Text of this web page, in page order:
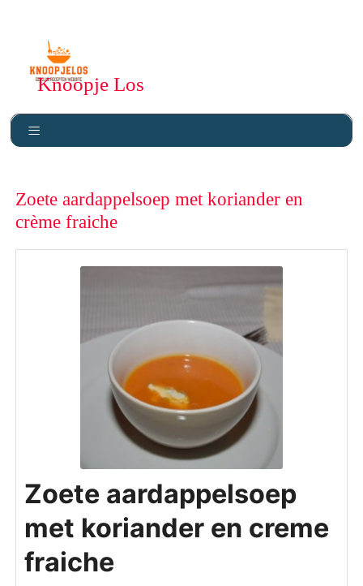
Knoopje Los
Zoete aardappelsoep met koriander en
crème fraiche
Zoete aardappelsoep
met koriander en creme
fraiche